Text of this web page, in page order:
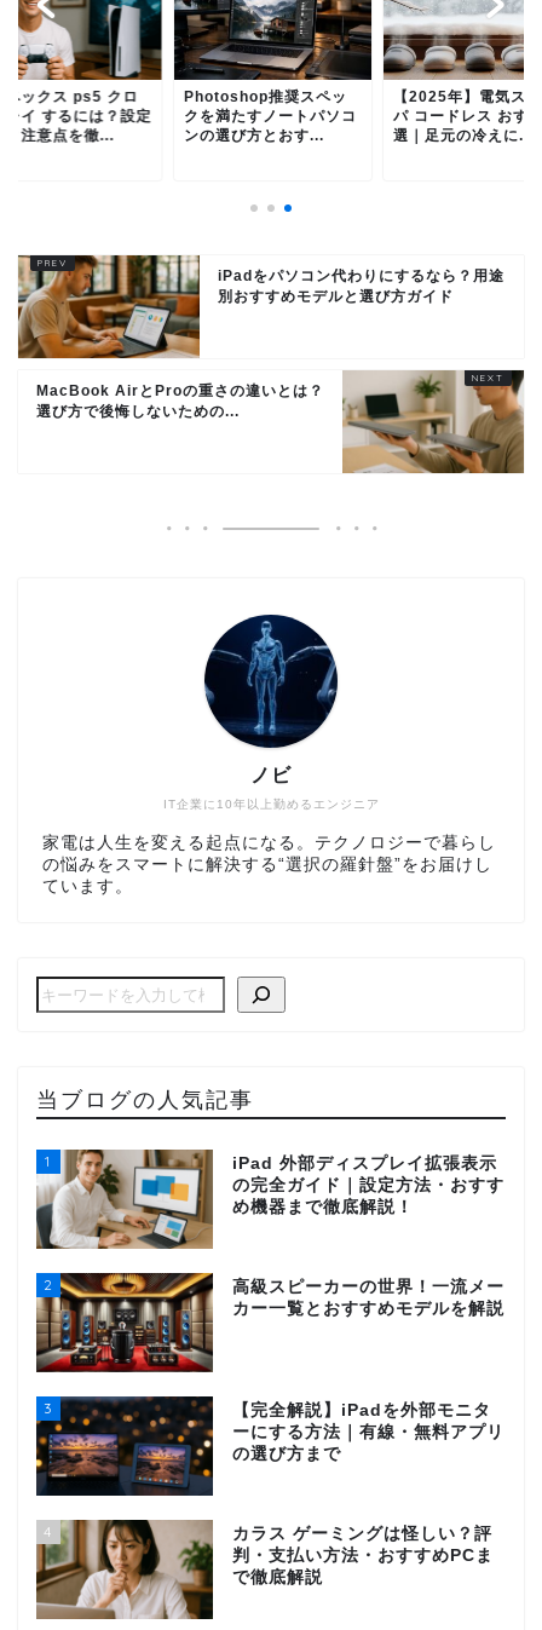
ペックス ps5 クロ
レイ するには？設定
と注意点を徹...
Photoshop推奨スペッ
クを満たすノートパソコ
ンの選び方とおす...
【2025年】電気ス
パ コードレス おす
選｜足元の冷えに...
iPadをパソコン代わりにするなら？用途
別おすすめモデルと選び方ガイド
MacBook AirとProの重さの違いとは？
選び方で後悔しないための...
IT企業に10年以上勤めるエンジニア
ノビ
家電は人生を変える起点になる。テクノロジーで暮らし
の悩みをスマートに解決する“選択の羅針盤”をお届けし
ています。
当ブログの人気記事
1
iPad 外部ディスプレイ拡張表示
の完全ガイド｜設定方法・おすす
め機器まで徹底解説！
2
高級スピーカーの世界！一流メー
カー一覧とおすすめモデルを解説
3
【完全解説】iPadを外部モニタ
ーにする方法｜有線・無料アプリ
の選び方まで
4
カラス ゲーミングは怪しい？評
判・支払い方法・おすすめPCま
で徹底解説